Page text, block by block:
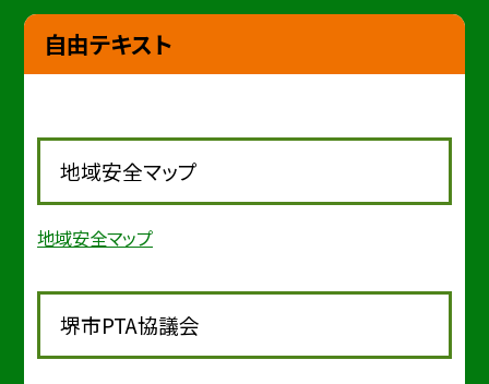
自由テキスト
地域安全マップ
地域安全マップ
堺市PTA協議会